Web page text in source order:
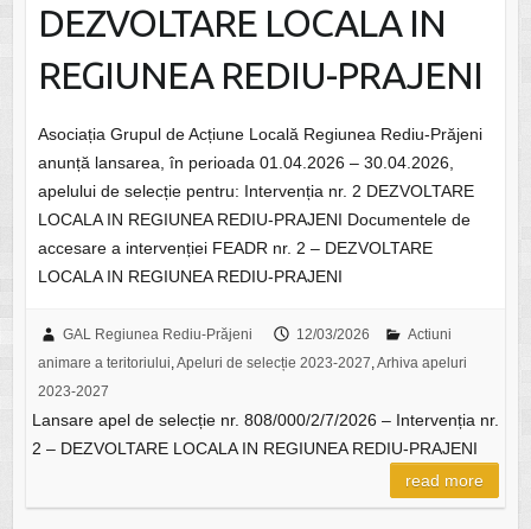
DEZVOLTARE LOCALA IN
REGIUNEA REDIU-PRAJENI
Asociația Grupul de Acțiune Locală Regiunea Rediu-Prăjeni
anunță lansarea, în perioada 01.04.2026 – 30.04.2026,
apelului de selecție pentru: Intervenția nr. 2 DEZVOLTARE
LOCALA IN REGIUNEA REDIU-PRAJENI Documentele de
accesare a intervenției FEADR nr. 2 – DEZVOLTARE
LOCALA IN REGIUNEA REDIU-PRAJENI
GAL Regiunea Rediu-Prăjeni 12/03/2026
Actiuni
animare a teritoriului,Apeluri de selecție 2023-2027,Arhiva apeluri
2023-2027
Lansare apel de selecție nr. 808/000/2/7/2026 – Intervenția nr.
2 – DEZVOLTARE LOCALA IN REGIUNEA REDIU-PRAJENI
read more